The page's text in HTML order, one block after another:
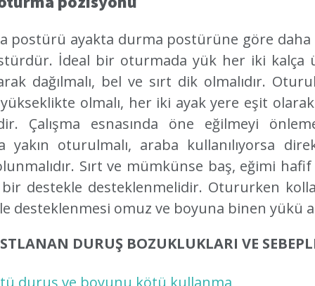
postürü ayakta durma postürüne göre daha
İdeal bir oturmada yük her iki kalça
dağılmalı, bel ve sırt dik olmalıdır.
olmalı, her iki ayak yere eşit
Çalışma esnasında öne eğilmeyi
yakın oturulmalı, araba kullanılıyorsa
Sırt ve mümkünse baş, eğimi
destekle desteklenmelidir. Otururken
desteklenmesi omuz ve boyuna binen yükü
DURUŞ BOZUKLUKLARI VE
duruş ve boyunu kötü kullanma